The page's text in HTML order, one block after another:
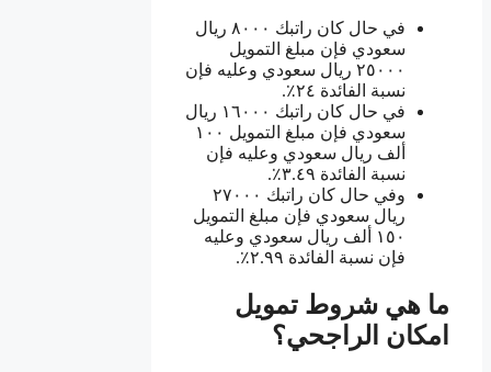
في حال كان راتبك ٨٠٠٠ ريال
سعودي فإن مبلغ التمويل
٢٥٠٠٠ ريال سعودي وعليه فإن
نسبة الفائدة ٢٤٪.
في حال كان راتبك ١٦٠٠٠ ريال
سعودي فإن مبلغ التمويل ١٠٠
ألف ريال سعودي وعليه فإن
نسبة الفائدة ٣.٤٩٪.
وفي حال كان راتبك ٢٧٠٠٠
ريال سعودي فإن مبلغ التمويل
١٥٠ ألف ريال سعودي وعليه
فإن نسبة الفائدة ٢.٩٩٪.
ما هي شروط تمويل
امكان الراجحي؟